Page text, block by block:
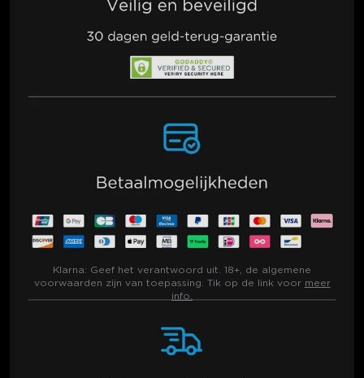
Klarna: Geef het verantwoord uit. 18+, de algemene
voorwaarden zijn van toepassing. Tik op de link voor meer
info.